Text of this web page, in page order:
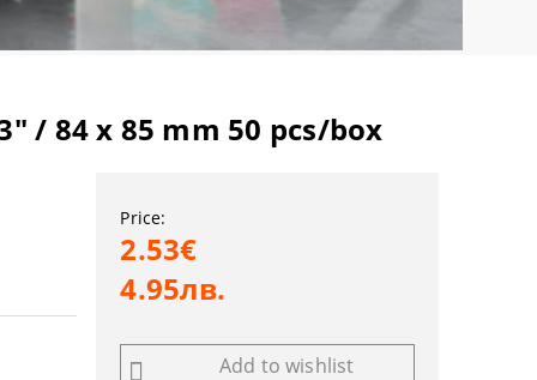
/ 84 x 85 mm 50 pcs/box
Price:
2.53€
4.95лв.
Add to wishlist